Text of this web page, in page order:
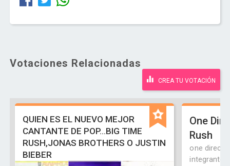
Votaciones Relacionadas
CREA TU VOTACIÓN
QUIEN ES EL NUEVO MEJOR
CANTANTE DE POP...BIG TIME
RUSH,JONAS BROTHERS O JUSTIN
BIEBER
One
Rush
one
integrantes